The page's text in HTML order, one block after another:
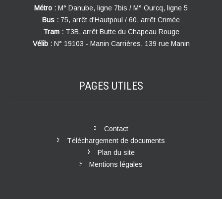
Métro : M° Danube, ligne 7bis / M° Ourcq, ligne 5
Bus : 75, arrêt d'Hautpoul / 60, arrêt Crimée
Tram : T3B, arrêt Butte du Chapeau Rouge
Vélib : N° 19103 - Manin Carrières, 139 rue Manin
PAGES UTILES
Contact
Téléchargement de documents
Plan du site
Mentions légales